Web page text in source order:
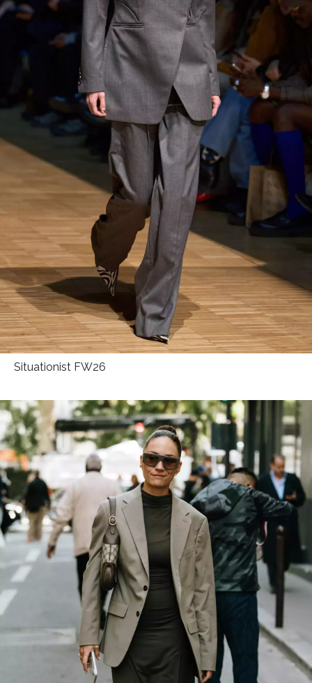
INFORMACE
REDAKCE
Situationist FW26